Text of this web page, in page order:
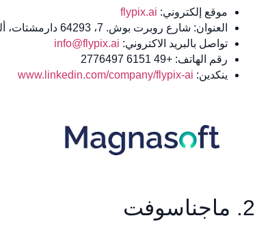
موقع إلكتروني: flypix.ai
العنوان: شارع روبرت بوش. 7، 64293 دارمشتات، ألمانيا
تواصل بالبريد الاكتروني: info@flypix.ai
رقم الهاتف: +49 6151 2776497
ينكدين: www.linkedin.com/company/flypix-ai
2. ماجناسوفت